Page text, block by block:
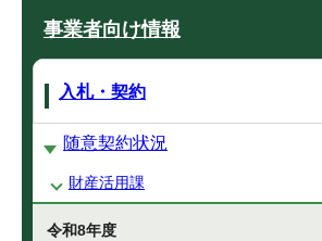
事業者向け情報
入札・契約
随意契約状況
財産活用課
令和8年度